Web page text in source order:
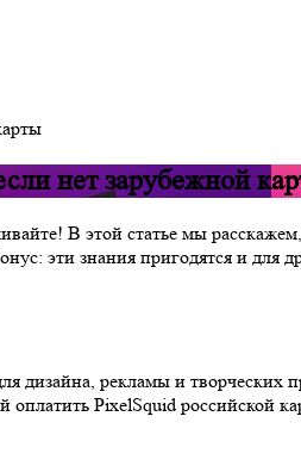
нет зарубежной
В этой статье мы
эти знания пригодятся и
рекламы и творческих
PixelSquid российской